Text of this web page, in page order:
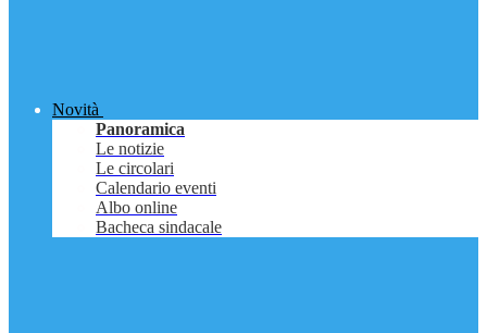
Novità
Panoramica
Le notizie
Le circolari
Calendario eventi
Albo online
Bacheca sindacale